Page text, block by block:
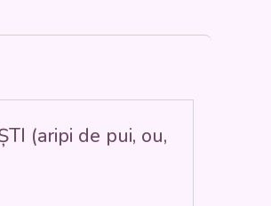
(aripi de pui, ou,